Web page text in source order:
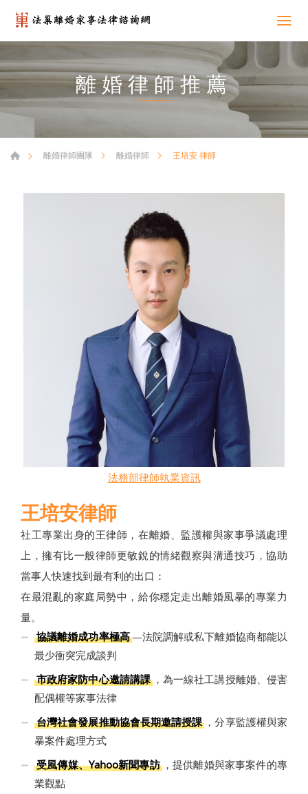
離婚律師推薦
離婚律師團隊 離婚律師 王培安 律師
法務部律師執業資訊
王培安律師
社工專業出身的王律師，在離婚、監護權與家事爭議處理
上，擁有比一般律師更敏銳的情緒觀察與溝通技巧，協助
當事人快速找到最有利的出口：
在最混亂的家庭局勢中，給你穩定走出離婚風暴的專業力
量。
協議離婚成功率極高—法院調解或私下離婚協商都能以
最少衝突完成談判
市政府家防中心邀請講課，為一線社工講授離婚、侵害
配偶權等家事法律
台灣社會發展推動協會長期邀請授課 ，分享監護權與家
暴案件處理方式
受風傳媒、Yahoo新聞專訪，提供離婚與家事案件的專
業觀點